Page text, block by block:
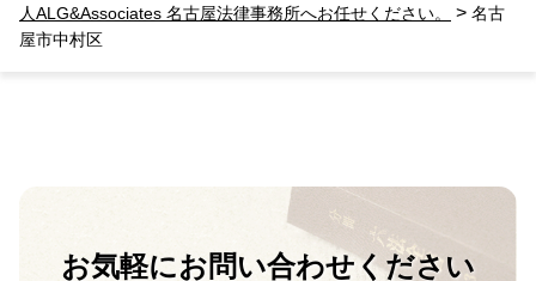
人ALG&Associates 名古屋法律事務所へお任せください。
> 名古
屋市中村区
お気軽にお問い合わせください